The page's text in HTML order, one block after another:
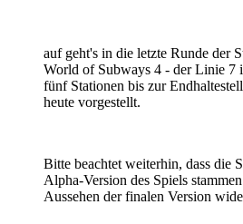
auf geht's in die letzte Runde der
World of Subways 4 - der Linie 7
fünf Stationen bis zur
heute vorgestellt.
Bitte beachtet weiterhin, dass die
Alpha-Version des Spiels
Aussehen der finalen Version